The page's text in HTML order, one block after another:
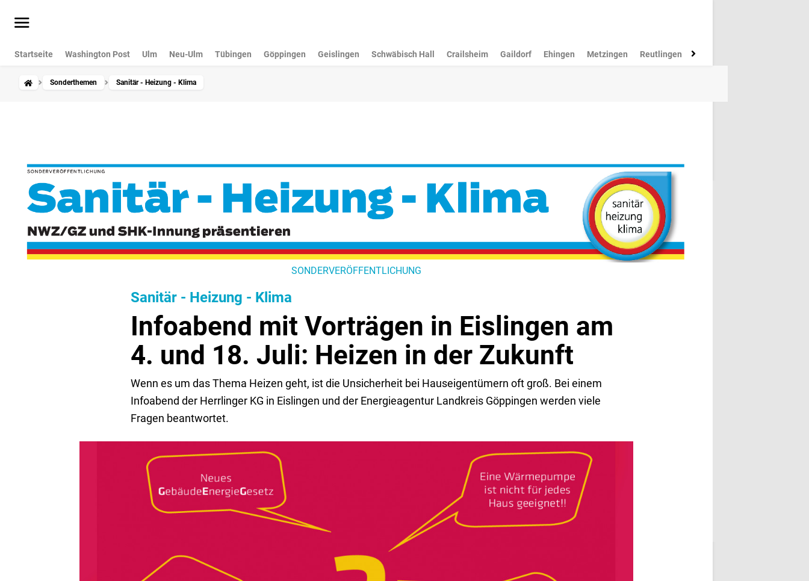
Startseite Washington Post Ulm Neu-Ulm Tübingen Göppingen Geislingen Schwäbisch Hall Crailsheim Gaildorf Ehingen Metzingen Reutlingen Münsingen
Sonderthemen Sanitär - Heizung - Klima
SONDERVERÖFFENTLICHUNG
Sanitär - Heizung - Klima
Infoabend mit Vorträgen in Eislingen am
4. und 18. Juli: Heizen in der Zukunft
Wenn es um das Thema Heizen geht, ist die Unsicherheit bei Hauseigentümern oft groß. Bei einem
Infoabend der Herrlinger KG in Eislingen und der Energieagentur Landkreis Göppingen werden viele
Fragen beantwortet.